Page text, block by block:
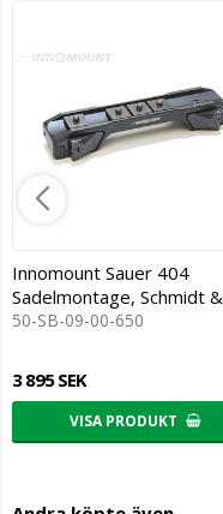
Innomount Sauer 404
Sadelmontage, Schmidt &
Bender skena
50-SB-09-00-650
3 895 SEK
VISA PRODUKT